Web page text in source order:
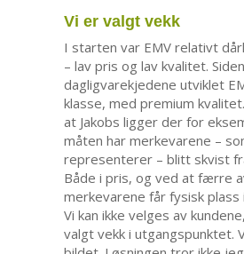
Vi er valgt vekk
I starten var EMV relativt
– lav pris og lav kvalitet.
dagligvarekjedene utviklet
klasse, med premium
at Jakobs ligger der for
måten har merkevarene –
representerer – blitt skvist
Både i pris, og ved at færre
merkevarene får fysisk plass
Vi kan ikke velges av
valgt vekk i utgangspunktet.